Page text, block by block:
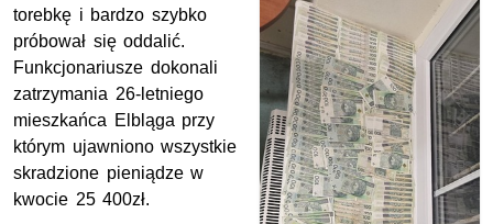
torebkę i bardzo szybko
próbował się oddalić.
Funkcjonariusze dokonali
zatrzymania 26-letniego
mieszkańca Elbląga przy
którym ujawniono wszystkie
skradzione pieniądze w
kwocie 25 400zł.